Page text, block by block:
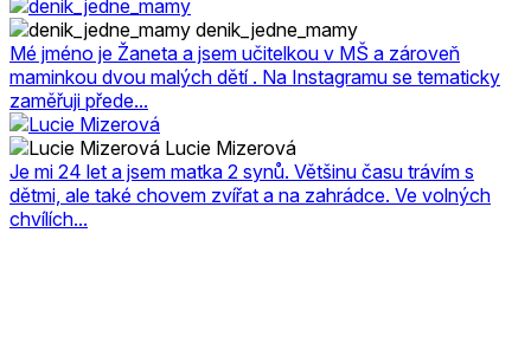
denik_jedne_mamy
Mé jméno je Žaneta a jsem učitelkou v MŠ a zároveň
maminkou dvou malých dětí . Na Instagramu se tematicky
zaměřuji přede...
Lucie Mizerová
Je mi 24 let a jsem matka 2 synů. Většinu času trávím s
dětmi, ale také chovem zvířat a na zahrádce. Ve volných
chvílích...